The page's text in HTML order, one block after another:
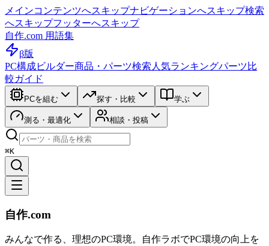
メインコンテンツへスキップナビゲーションへスキップ検索
へスキップフッターへスキップ
自作.com 用語集
β版
PC構成ビルダー商品・パーツ検索 人気ランキングパーツ比
較ガイド
PCを組む 探す・比較 学ぶ
測る・最適化 相談・投稿
⌘K
自作.com
みんなで作る、理想のPC環境。 自作ラボでPC環境の向上を